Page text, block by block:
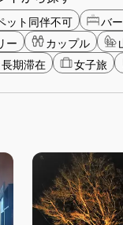
ット同伴不可 バ
ー カップル
長期滞在 女子旅